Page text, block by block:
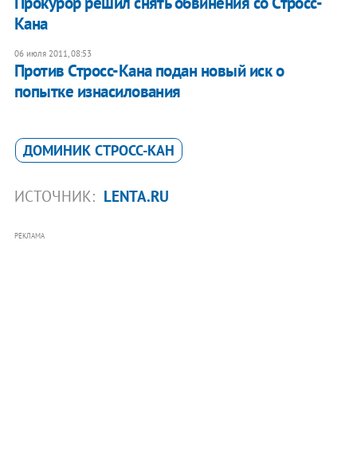
Кана
06 июля 2011, 08:53
Против Стросс-Кана подан новый иск о
попытке изнасилования
ДОМИНИК СТРОСС-КАН
ИСТОЧНИК: LENTA.RU
РЕКЛАМА